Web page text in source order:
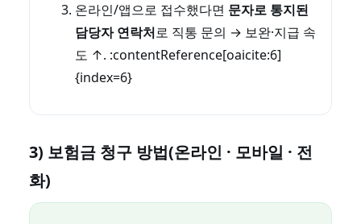
온라인/앱으로 접수했다면 문자로 통지된
담당자 연락처로 직통 문의 → 보완·지급 속
도 ↑. :contentReference[oaicite:6]
{index=6}
3) 보험금 청구 방법(온라인 · 모바일 · 전
화)